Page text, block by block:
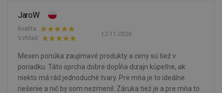
JaroW
12-11-2020
Kvalita:
Vzhľad:
Mexen ponúka zaujímavé produkty a ceny sú tiež v
poriadku. Táto sprcha dobre dopĺňa dizajn kúpeľne, ak
niekto má rád jednoduché tvary. Pre mňa je to ideálne
riešenie a nič by som nezmenil. Záruka tiež je a pre mňa to